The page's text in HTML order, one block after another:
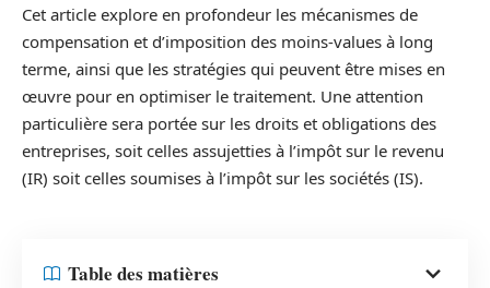
Cet article explore en profondeur les mécanismes de
compensation et d’imposition des moins-values à long
terme, ainsi que les stratégies qui peuvent être mises en
œuvre pour en optimiser le traitement. Une attention
particulière sera portée sur les droits et obligations des
entreprises, soit celles assujetties à l’impôt sur le revenu
(IR) soit celles soumises à l’impôt sur les sociétés (IS).
Table des matières